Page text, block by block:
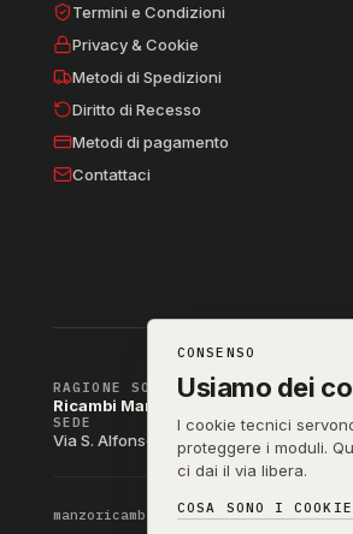
Termini e Condizioni
Privacy & Cookie
Metodi di Spedizioni
Diritto di Recesso
Metodi di pagamento
Contattaci
RAGIONE SOCIALE
Ricambi Manzo di Manzo dott.ssa
SEDE
Via S. Alfonso Maria de Liguori 52,
manzoricambi.it©2001 – 2026
CONSENSO
Usiamo dei
I cookie tecnici
proteggere i moduli.
ci dai il via libera.
COSA SONO I COOKIE